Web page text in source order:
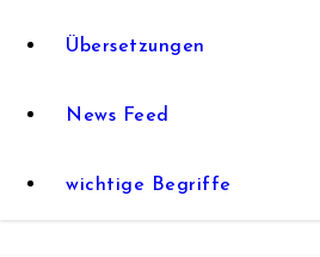
Übersetzungen
News Feed
wichtige Begriffe